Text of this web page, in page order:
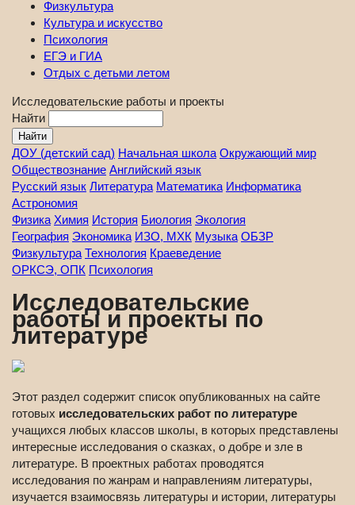
Физкультура
Культура и искусство
Психология
ЕГЭ и ГИА
Отдых с детьми летом
Исследовательские работы и проекты
Найти
ДОУ (детский сад) Начальная школа Окружающий мир
Обществознание Английский язык
Русский язык Литература Математика Информатика
Астрономия
Физика Химия История Биология Экология
География Экономика ИЗО, МХК Музыка ОБЗР
Физкультура Технология Краеведение
ОРКСЭ, ОПК Психология
Исследовательские
работы и проекты по
литературе
Этот раздел содержит список опубликованных на сайте
готовых исследовательских работ по литературе
учащихся любых классов школы, в которых представлены
интересные исследования о сказках, о добре и зле в
литературе. В проектных работах проводятся
исследования по жанрам и направлениям литературы,
изучается взаимосвязь литературы и истории, литературы